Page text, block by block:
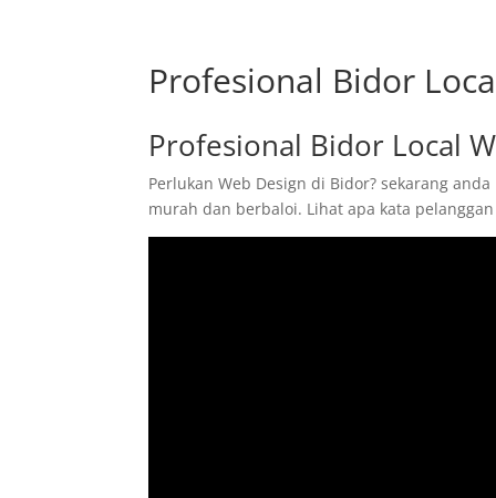
Profesional Bidor
Profesional Bidor Local
Perlukan Web Design di Bidor? sekarang
murah dan berbaloi. Lihat apa kata